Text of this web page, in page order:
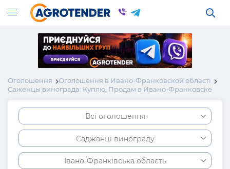
Оголошення
Оголошення в Ивано-Франковской області
Саженцы винограда: Куплю, Продам в Ивано-Франковске
Всі оголошення
Саджанці винограду
Івано-Франківська область